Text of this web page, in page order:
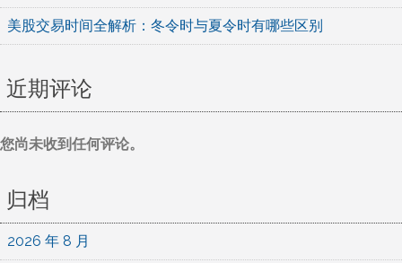
美股交易时间全解析：冬令时与夏令时有哪些区别
近期评论
您尚未收到任何评论。
归档
2026 年 8 月